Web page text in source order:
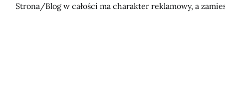
Strona/Blog w całości ma charakter reklamowy, a